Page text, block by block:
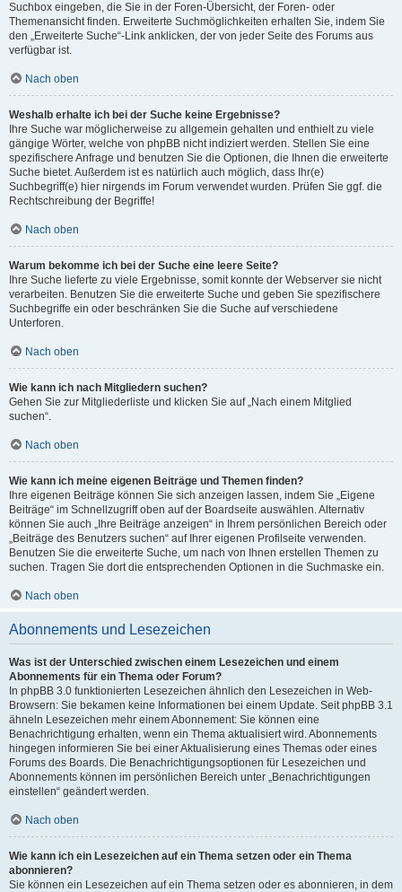
Suchbox eingeben, die Sie in der Foren-Übersicht, der Foren- oder
Themenansicht finden. Erweiterte Suchmöglichkeiten erhalten Sie, indem Sie
den „Erweiterte Suche“-Link anklicken, der von jeder Seite des Forums aus
verfügbar ist.
Nach oben
Weshalb erhalte ich bei der Suche keine Ergebnisse?
Ihre Suche war möglicherweise zu allgemein gehalten und enthielt zu viele
gängige Wörter, welche von phpBB nicht indiziert werden. Stellen Sie eine
spezifischere Anfrage und benutzen Sie die Optionen, die Ihnen die erweiterte
Suche bietet. Außerdem ist es natürlich auch möglich, dass Ihr(e)
Suchbegriff(e) hier nirgends im Forum verwendet wurden. Prüfen Sie ggf. die
Rechtschreibung der Begriffe!
Nach oben
Warum bekomme ich bei der Suche eine leere Seite?
Ihre Suche lieferte zu viele Ergebnisse, somit konnte der Webserver sie nicht
verarbeiten. Benutzen Sie die erweiterte Suche und geben Sie spezifischere
Suchbegriffe ein oder beschränken Sie die Suche auf verschiedene
Unterforen.
Nach oben
Wie kann ich nach Mitgliedern suchen?
Gehen Sie zur Mitgliederliste und klicken Sie auf „Nach einem Mitglied
suchen“.
Nach oben
Wie kann ich meine eigenen Beiträge und Themen finden?
Ihre eigenen Beiträge können Sie sich anzeigen lassen, indem Sie „Eigene
Beiträge“ im Schnellzugriff oben auf der Boardseite auswählen. Alternativ
können Sie auch „Ihre Beiträge anzeigen“ in Ihrem persönlichen Bereich oder
„Beiträge des Benutzers suchen“ auf Ihrer eigenen Profilseite verwenden.
Benutzen Sie die erweiterte Suche, um nach von Ihnen erstellen Themen zu
suchen. Tragen Sie dort die entsprechenden Optionen in die Suchmaske ein.
Nach oben
Abonnements und Lesezeichen
Was ist der Unterschied zwischen einem Lesezeichen und einem
Abonnements für ein Thema oder Forum?
In phpBB 3.0 funktionierten Lesezeichen ähnlich den Lesezeichen in Web-
Browsern: Sie bekamen keine Informationen bei einem Update. Seit phpBB 3.1
ähneln Lesezeichen mehr einem Abonnement: Sie können eine
Benachrichtigung erhalten, wenn ein Thema aktualisiert wird. Abonnements
hingegen informieren Sie bei einer Aktualisierung eines Themas oder eines
Forums des Boards. Die Benachrichtigungsoptionen für Lesezeichen und
Abonnements können im persönlichen Bereich unter „Benachrichtigungen
einstellen“ geändert werden.
Nach oben
Wie kann ich ein Lesezeichen auf ein Thema setzen oder ein Thema
abonnieren?
Sie können ein Lesezeichen auf ein Thema setzen oder es abonnieren, in dem